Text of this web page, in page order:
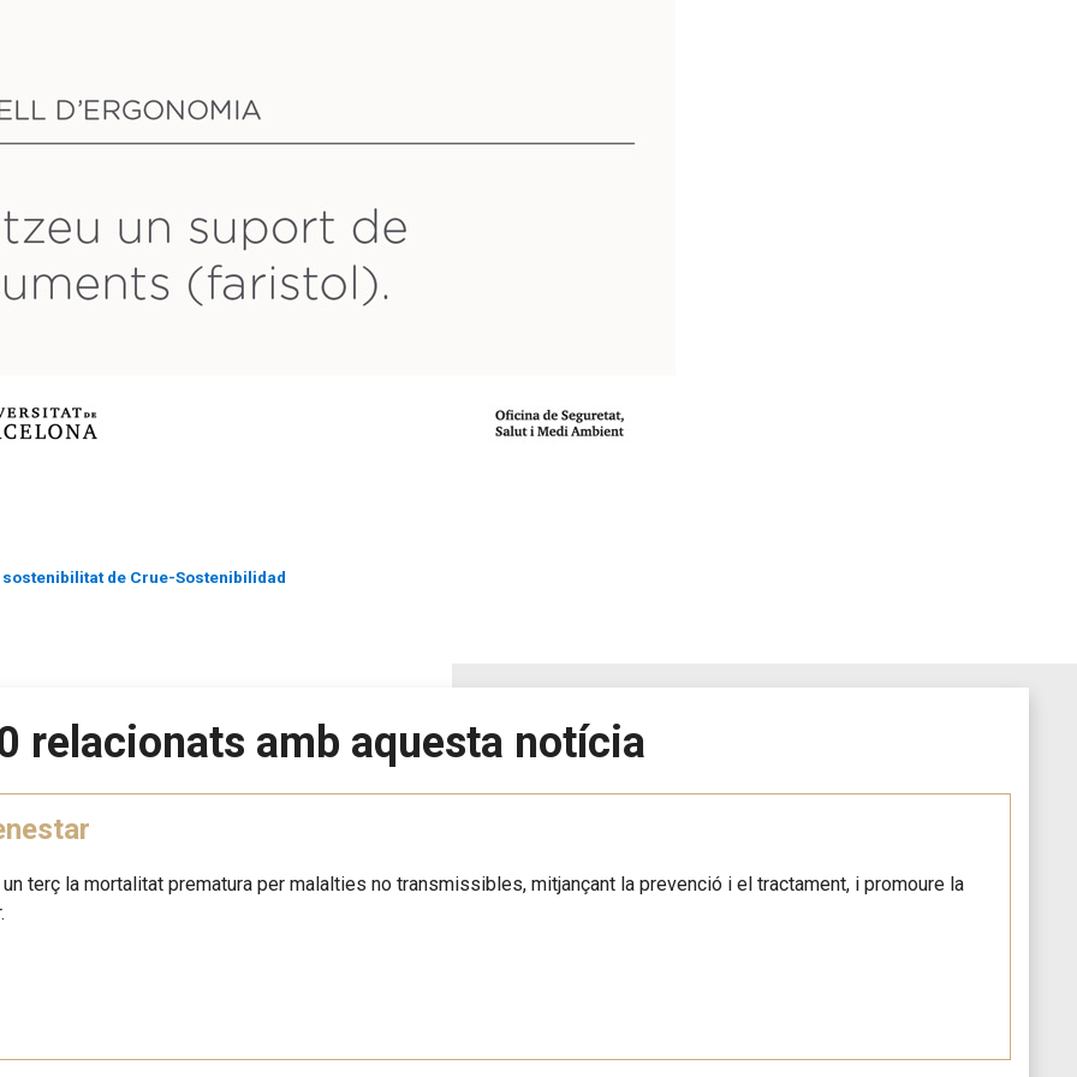
de Crue-Sostenibilidad
relacionats amb aquesta notícia
terç la mortalitat prematura per malalties no transmissibles, mitjançant la prevenció i el tractament, i promoure la